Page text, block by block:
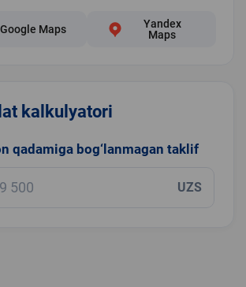
Google Maps
Yandex
Maps
kalkulyatori
qadamiga bog‘lanmagan taklif
UZS